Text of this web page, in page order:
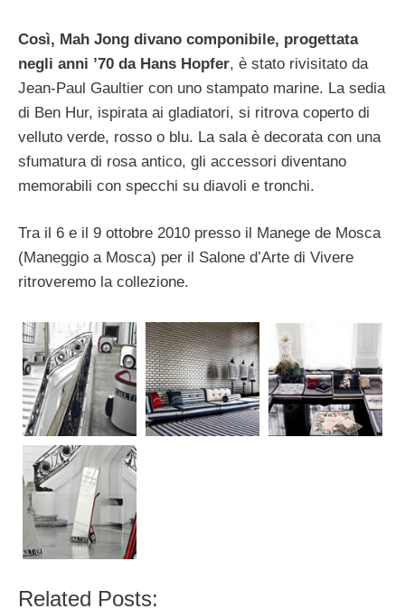
Così, Mah Jong divano componibile, progettata
negli anni ’70 da Hans Hopfer, è stato rivisitato da
Jean-Paul Gaultier con uno stampato marine. La sedia
di Ben Hur, ispirata ai gladiatori, si ritrova coperto di
velluto verde, rosso o blu. La sala è decorata con una
sfumatura di rosa antico, gli accessori diventano
memorabili con specchi su diavoli e tronchi.
Tra il 6 e il 9 ottobre 2010 presso il Manege de Mosca
(Maneggio a Mosca) per il Salone d’Arte di Vivere
ritroveremo la collezione.
Related Posts: